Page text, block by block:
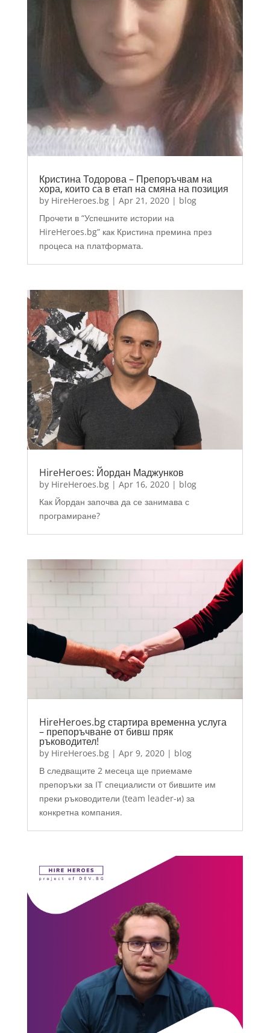
Кристина Тодорова – Препоръчвам на
хора, които са в етап на смяна на позиция
by HireHeroes.bg| Apr 21, 2020| blog
Прочети в “Успешните истории на
HireHeroes.bg” как Кристина премина през
процеса на платформата.
HireHeroes: Йордан Маджунков
by HireHeroes.bg| Apr 16, 2020| blog
Как Йордан започва да се занимава с
програмиране?
HireHeroes.bg стартира временна услуга
– препоръчване от бивш пряк
ръководител!
by HireHeroes.bg| Apr 9, 2020| blog
В следващите 2 месеца ще приемаме
препоръки за IT специалисти от бившите им
преки ръководители (team leader-и) за
конкретна компания.